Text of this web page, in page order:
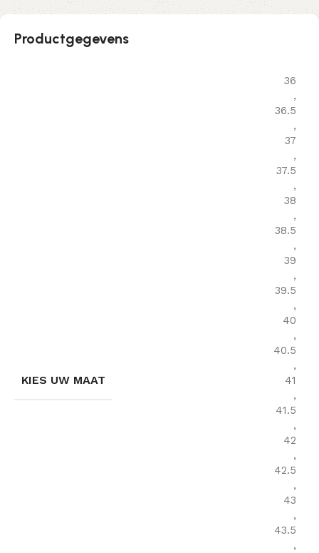
Productgegevens
KIES UW MAAT
36
,
36.5
,
37
,
37.5
,
38
,
38.5
,
39
,
39.5
,
40
,
40.5
,
41
,
41.5
,
42
,
42.5
,
43
,
43.5
,